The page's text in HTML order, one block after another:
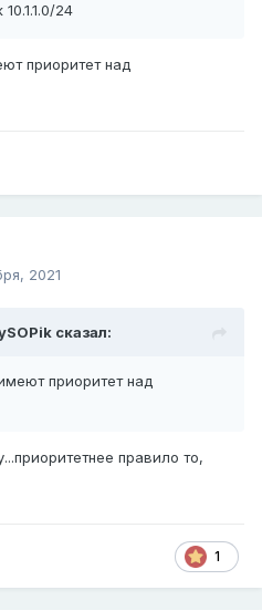
24
приоритет над
2021
сказал:
приоритет над
правило то,
1